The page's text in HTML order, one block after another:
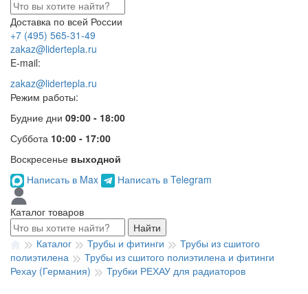
Доставка по всей России
+7 (495) 565-31-49
zakaz@lidertepla.ru
E-mail:
zakaz@lidertepla.ru
Режим работы:
Будние дни 09:00 - 18:00
Суббота 10:00 - 17:00
Воскресенье выходной
Написать в Max
Написать в Telegram
Каталог товаров
Найти
Каталог
Трубы и фитинги
Трубы из сшитого
полиэтилена
Трубы из сшитого полиэтилена и фитинги
Рехау (Германия)
Трубки РЕХАУ для радиаторов